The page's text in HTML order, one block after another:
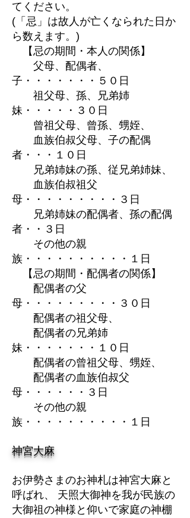
てください。
(「忌」は故人が亡くなられた日か
ら数えます。)
【忌の期間・本人の関係】
父母、配偶者、
子・・・・・・・５０日
祖父母、孫、兄弟姉
妹・・・・・３０日
曾祖父母、曾孫、甥姪、
血族伯叔父母、子の配偶
者・・・１０日
兄弟姉妹の孫、従兄弟姉妹、
血族伯叔祖父
母・・・・・・・・・３日
兄弟姉妹の配偶者、孫の配偶
者・・３日
その他の親
族・・・・・・・・・・１日
【忌の期間・配偶者の関係】
配偶者の父
母・・・・・・・・・３０日
配偶者の祖父母、
配偶者の兄弟姉
妹・・・・・・・１０日
配偶者の曾祖父母、甥姪、
配偶者の血族伯叔父
母・・・・・・３日
その他の親
族・・・・・・・・・・１日
神宮大麻
お伊勢さまのお神札は神宮大麻と
呼ばれ、 天照大御神を我が民族の
大御祖の神様と仰いで家庭の神棚